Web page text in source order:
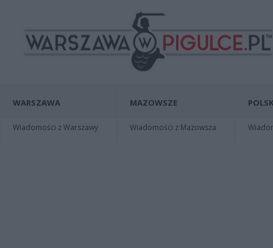
WARSZAWA
Wiadomości z Warszawy
MAZOWSZE
Wiadomości z Mazowsza